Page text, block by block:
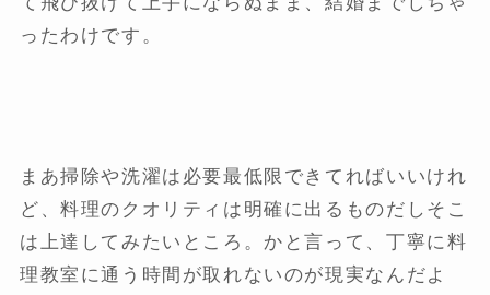
ったわけです。
まあ掃除や洗濯は必要最低限できてればいいけれ
ど、料理のクオリティは明確に出るものだしそこ
は上達してみたいところ。かと言って、丁寧に料
理教室に通う時間が取れないのが現実なんだよ